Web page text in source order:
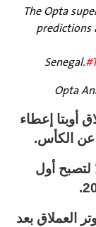
The Opta
predictions
Senegal.
أوبتا إعطاء
ساحل العاج فرصة بنسبة 12.1٪ لتصبح أول
العملاق بعد